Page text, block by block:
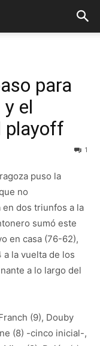
para
el
playoff
1
puso la
no
dos triunfos a la
sumó este
en casa (76-62),
la vuelta de los
a lo largo del
(9), Douby
(8) -cinco inicial-,